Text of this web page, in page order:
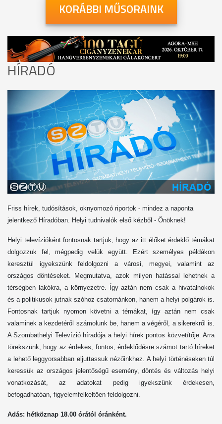
KORÁBBI MŰSORAINK
HÍRADÓ
Friss hírek, tudósítások, oknyomozó riportok - mindez a naponta
jelentkező Híradóban. Helyi tudnivalók első kézből - Önöknek!
Helyi televízióként fontosnak tartjuk, hogy az itt élőket érdeklő témákat
dolgozzuk fel, mégpedig velük együtt. Ezért személyes példákon
keresztül igyekszünk feldolgozni a városi, megyei, valamint az
országos döntéseket. Megmutatva, azok milyen hatással lehetnek a
térségben lakókra, a környezetre. Így aztán nem csak a hivatalnokok
és a politikusok jutnak szóhoz csatornánkon, hanem a helyi polgárok is.
Fontosnak tartjuk nyomon követni a témákat, így aztán nem csak
valaminek a kezdetéről számolunk be, hanem a végéről, a sikerekről is.
A Szombathelyi Televízió híradója a helyi hírek pontos közvetítője. Arra
törekszünk, hogy az érdekes, fontos, érdeklődésre számot tartó híreket
a lehető leggyorsabban eljuttassuk nézőinkhez. A helyi történéseken túl
keressük az országos jelentőségű esemény, döntés és változás helyi
vonatkozását, az adatokat pedig igyekszünk érdekesen,
befogadhatóan, figyelemfelkeltően feldolgozni.
Adás: hétköznap 18.00 órától óránként.